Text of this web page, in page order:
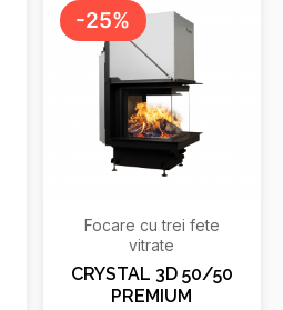
-25%
Focare cu trei fete
vitrate
CRYSTAL 3D 50/50
PREMIUM
inițial
fost:
5.096,00 €.